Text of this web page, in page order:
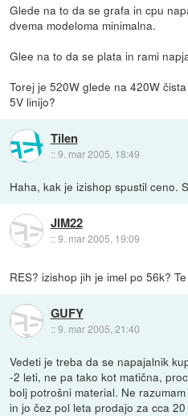
Glede na to da se grafa in cpu
dvema modeloma minimalna.
Glee na to da se plata in rami
Torej je 520W glede na 420W
5V linijo?
Tilen
::9. mar 2005, 18:49
Haha, kak je izishop spustil ceno.
JIM22
::9. mar 2005, 19:09
RES? izishop jih je imel po 56k?
GUFY
::9. mar 2005, 21:40
Vedeti je treba da se napajalnik
-2 leti, ne pa tako kot matična,
bolj potrošni material. Ne
in jo čez pol leta prodajo za cca